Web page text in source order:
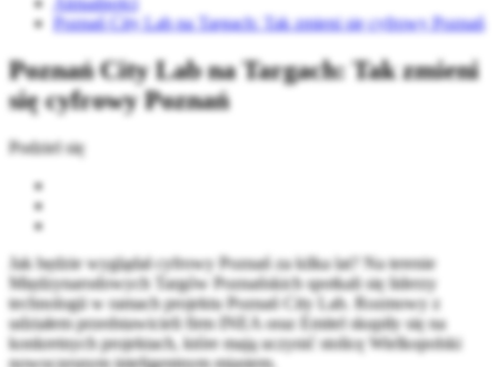
Poznań City Lab na Targach: Tak zmieni się cyfrowy Poznań
Poznań City Lab na Targach: Tak zmieni
się cyfrowy Poznań
Podziel się
Jak będzie wyglądał cyfrowy Poznań za kilka lat? Na terenie
Międzynarodowych Targów Poznańskich spotkali się liderzy
technologii w ramach projektu Poznań City Lab. Rozmowy z
udziałem przedstawicieli firm INEA oraz Emitel skupiły się na
konkretnych projektach, które mają uczynić stolicę Wielkopolski
nowoczesnym inteligentnym miastem.